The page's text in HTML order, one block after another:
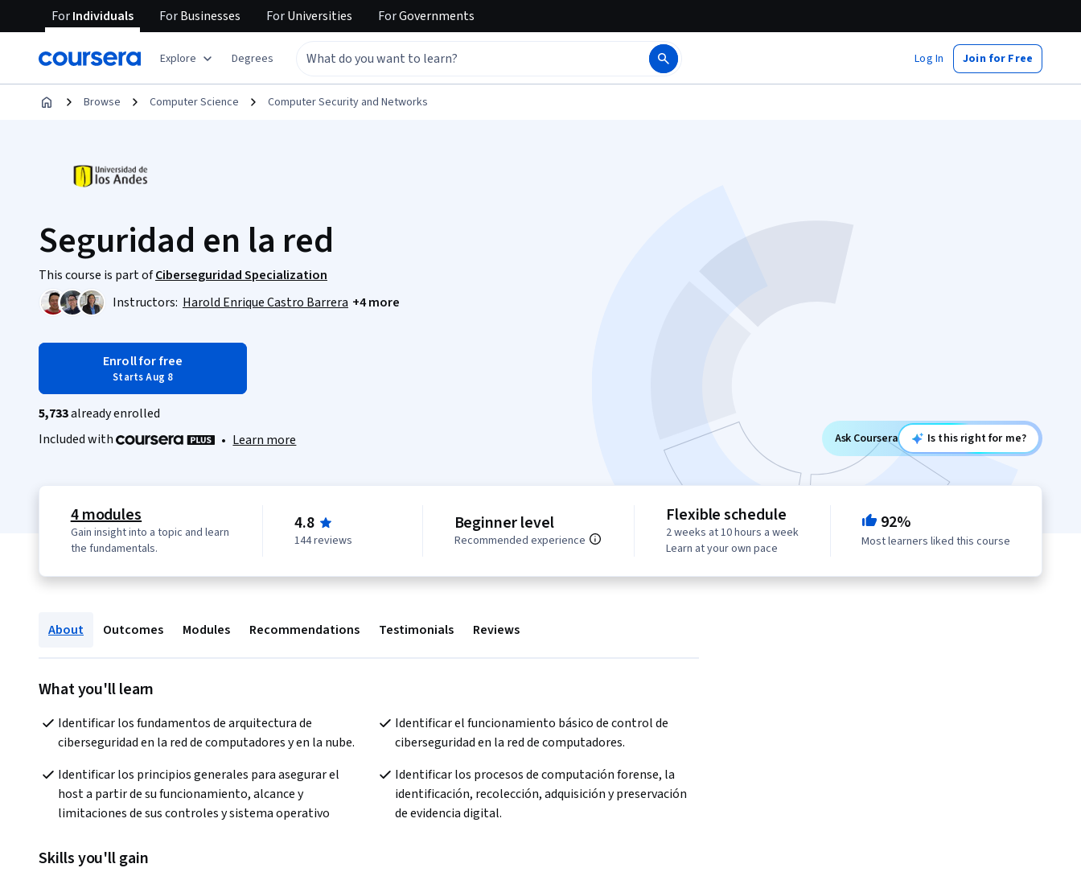
ForIndividuals ForBusinesses ForUniversities ForGovernments
Explore Degrees Log In Join for Free
Browse Computer Science Computer Security and Networks
Seguridad en la red
This course is part ofCiberseguridad Specialization
Instructors: Harold Enrique Castro Barrera +4 more
Enroll for free
Starts Aug 8
5,733already enrolled
Included with
• Learn more Ask Coursera Is this right for me?
4 modules
Gain insight into a topic and learn
the fundamentals.
4.8
144 reviews
Beginner level
Recommended experience
Flexible schedule
2 weeks at 10 hours a week
Learn at your own pace
92%
Most learners liked this course
About Outcomes Modules Recommendations Testimonials Reviews
What you'll learn
Identificar los fundamentos de arquitectura de
ciberseguridad en la red de computadores y en la nube.
Identificar el funcionamiento básico de control de
ciberseguridad en la red de computadores.
Identificar los principios generales para asegurar el
host a partir de su funcionamiento, alcance y
limitaciones de sus controles y sistema operativo
Identificar los procesos de computación forense, la
identificación, recolección, adquisición y preservación
de evidencia digital.
Skills you'll gain